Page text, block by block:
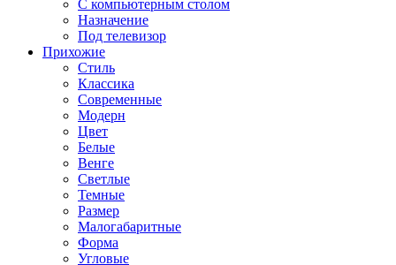
С компьютерным столом
Назначение
Под телевизор
Прихожие
Стиль
Классика
Современные
Модерн
Цвет
Белые
Венге
Светлые
Темные
Размер
Малогабаритные
Форма
Угловые